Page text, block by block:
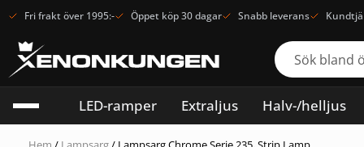
Fri frakt över 1995:- Öppet köp 30 dagar Snabb leverans
LED-ramper Extraljus Halv-/helljus